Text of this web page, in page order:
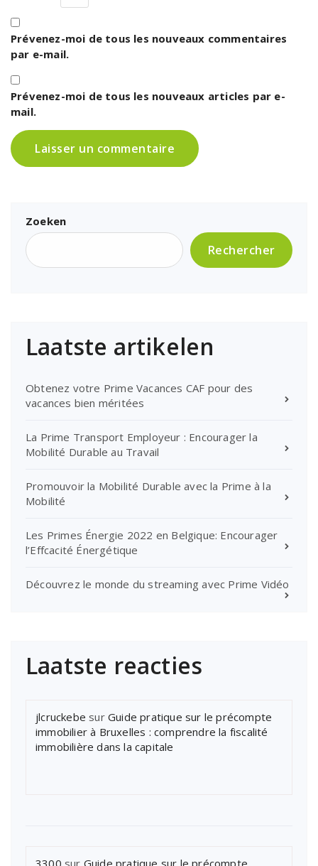
Prévenez-moi de tous les nouveaux commentaires
par e-mail.
Prévenez-moi de tous les nouveaux articles par e-
mail.
Zoeken
Rechercher
Laatste artikelen
Obtenez votre Prime Vacances CAF pour des
vacances bien méritées
La Prime Transport Employeur : Encourager la
Mobilité Durable au Travail
Promouvoir la Mobilité Durable avec la Prime à la
Mobilité
Les Primes Énergie 2022 en Belgique: Encourager
l’Effcacité Énergétique
Découvrez le monde du streaming avec Prime Vidéo
Laatste reacties
jlcruckebe sur Guide pratique sur le précompte
immobilier à Bruxelles : comprendre la fiscalité
immobilière dans la capitale